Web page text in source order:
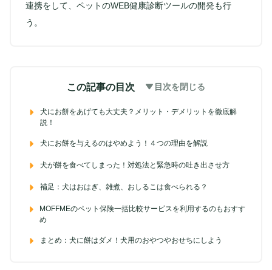
連携をして、ペットのWEB健康診断ツールの開発も行
う。
この記事の目次 目次を閉じる
犬にお餅をあげても大丈夫？メリット・デメリットを徹底解
説！
犬にお餅を与えるのはやめよう！４つの理由を解説
犬が餅を食べてしまった！対処法と緊急時の吐き出させ方
補足：犬はおはぎ、雑煮、おしるこは食べられる？
MOFFMEのペット保険一括比較サービスを利用するのもおすす
め
まとめ：犬に餅はダメ！犬用のおやつやおせちにしよう